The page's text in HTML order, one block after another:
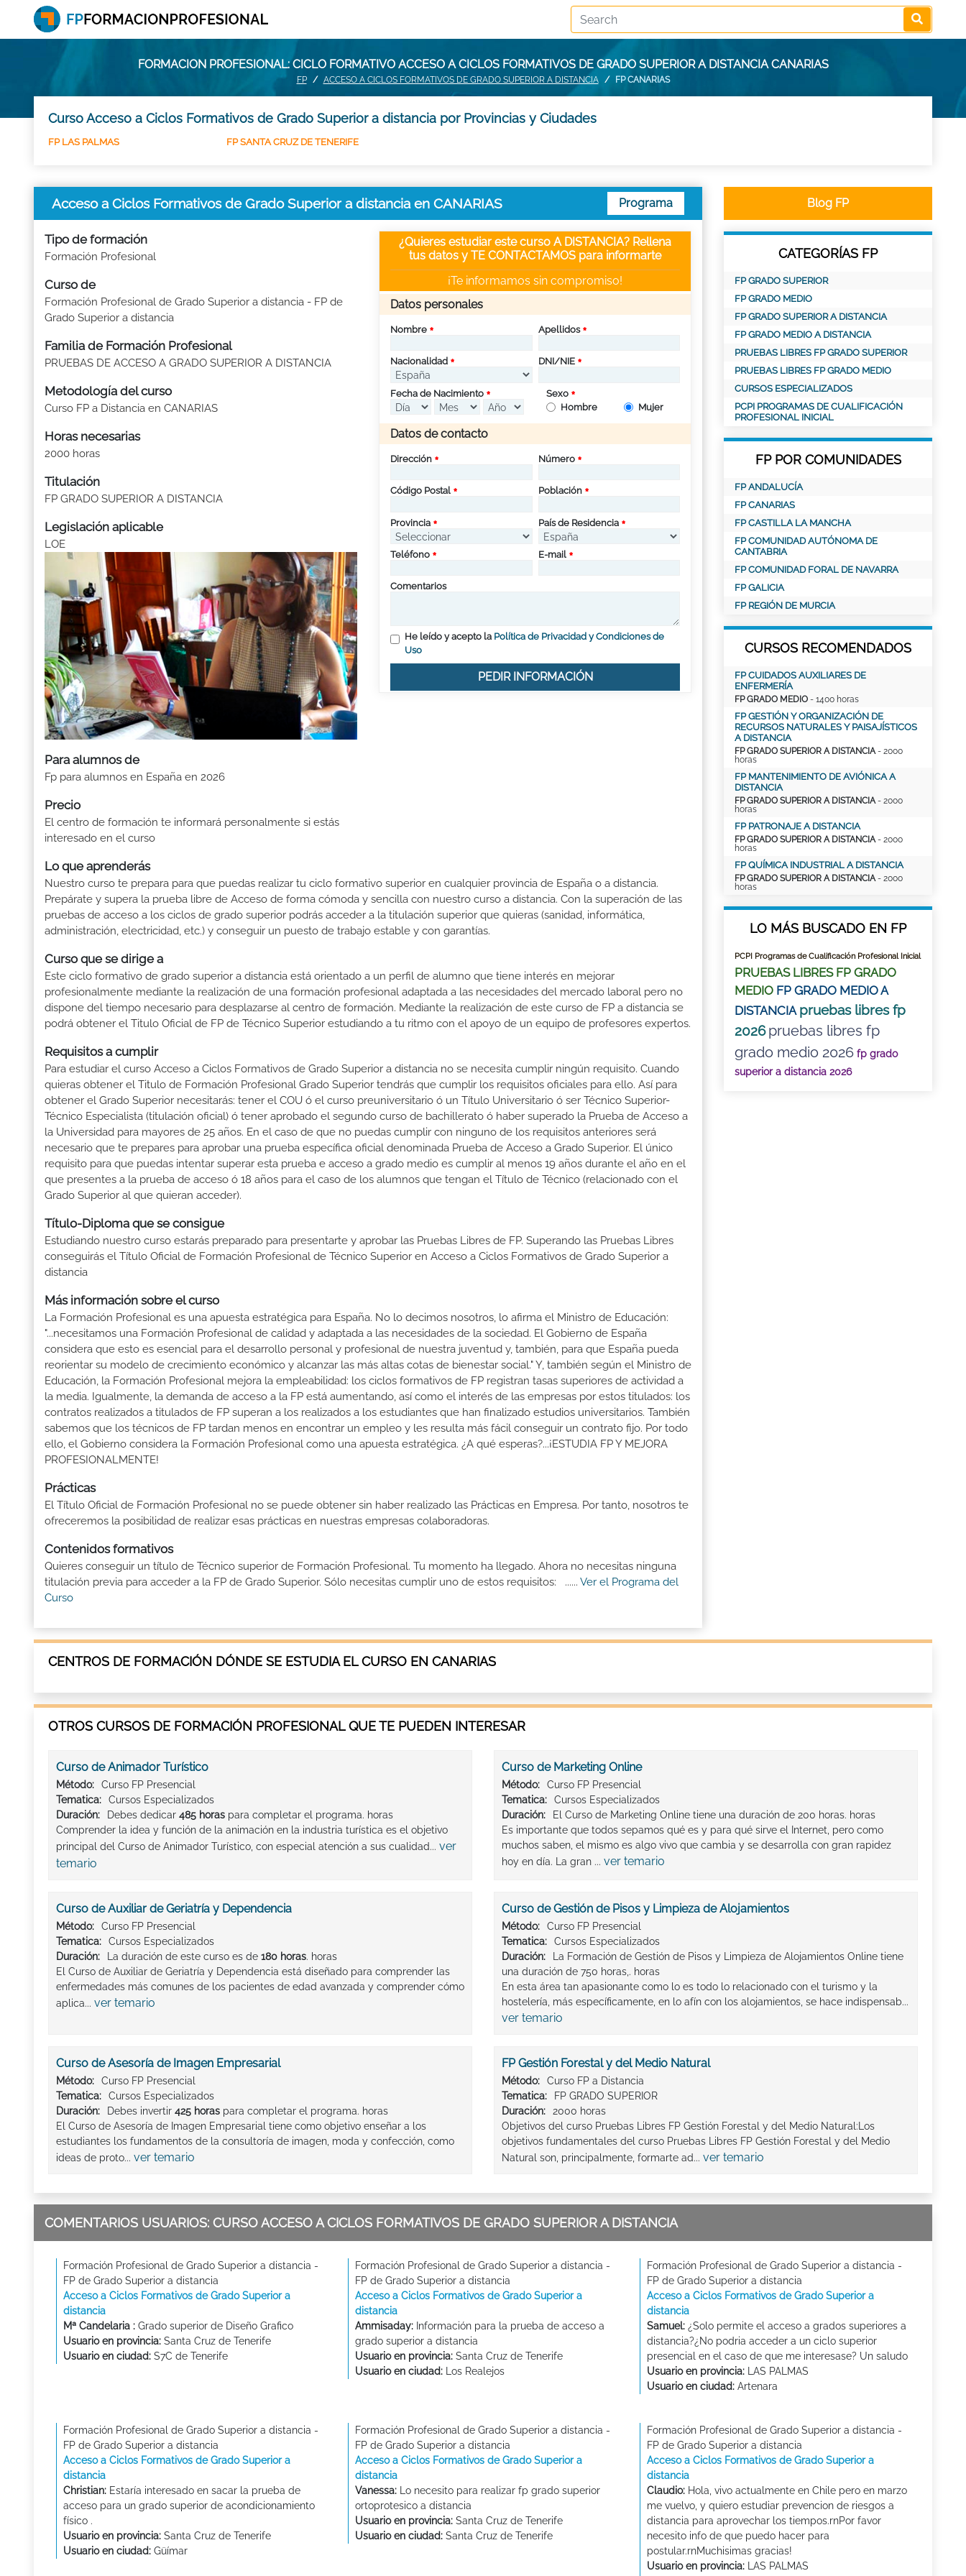
FORMACION PROFESIONAL: CICLO FORMATIVO ACCESO A CICLOS FORMATIVOS DE GRADO SUPERIOR A DISTANCIA CANARIAS
FP ACCESO A CICLOS FORMATIVOS DE GRADO SUPERIOR A DISTANCIA FP CANARIAS
Curso Acceso a Ciclos Formativos de Grado Superior a distancia por Provincias y Ciudades
FP LAS PALMAS FP SANTA CRUZ DE TENERIFE
Acceso a Ciclos Formativos de Grado Superior a distancia en CANARIAS Programa
Tipo de formación
Formación Profesional
Curso de
Formación Profesional de Grado Superior a distancia - FP de
Grado Superior a distancia
Familia de Formación Profesional
PRUEBAS DE ACCESO A GRADO SUPERIOR A DISTANCIA
Metodología del curso
Curso FP a Distancia en CANARIAS
Horas necesarias
2000 horas
Titulación
FP GRADO SUPERIOR A DISTANCIA
Legislación aplicable
LOE
Para alumnos de
Fp para alumnos en España en 2026
Precio
El centro de formación te informará personalmente si estás
interesado en el curso
¿Quieres estudiar este curso A DISTANCIA? Rellena
tus datos y TE CONTACTAMOS para informarte
¡Te informamos sin compromiso!
Datos personales
Nombre Apellidos
Nacionalidad DNI/NIE
Fecha de Nacimiento
Sexo
Hombre
Mujer
Datos de contacto
Dirección Número
Código Postal Población
Provincia País de Residencia
Teléfono E-mail
Comentarios
He leído y acepto la Política de Privacidad y Condiciones de
Uso
PEDIR INFORMACIÓN
Lo que aprenderás
Nuestro curso te prepara para que puedas realizar tu ciclo formativo superior en cualquier provincia de España o a distancia.
Prepárate y supera la prueba libre de Acceso de forma cómoda y sencilla con nuestro curso a distancia. Con la superación de las
pruebas de acceso a los ciclos de grado superior podrás acceder a la titulación superior que quieras (sanidad, informática,
administración, electricidad, etc.) y conseguir un puesto de trabajo estable y con garantías.
Curso que se dirige a
Este ciclo formativo de grado superior a distancia está orientado a un perfil de alumno que tiene interés en mejorar
profesionalmente mediante la realización de una formación profesional adaptada a las necesidades del mercado laboral pero no
dispone del tiempo necesario para desplazarse al centro de formación. Mediante la realización de este curso de FP a distancia se
podrá obtener el Titulo Oficial de FP de Técnico Superior estudiando a tu ritmo con el apoyo de un equipo de profesores expertos.
Requisitos a cumplir
Para estudiar el curso Acceso a Ciclos Formativos de Grado Superior a distancia no se necesita cumplir ningún requisito. Cuando
quieras obtener el Titulo de Formación Profesional Grado Superior tendrás que cumplir los requisitos oficiales para ello. Así para
obtener el Grado Superior necesitarás: tener el COU ó el curso preuniversitario ó un Título Universitario ó ser Técnico Superior-
Técnico Especialista (titulación oficial) ó tener aprobado el segundo curso de bachillerato ó haber superado la Prueba de Acceso a
la Universidad para mayores de 25 años. En el caso de que no puedas cumplir con ninguno de los requisitos anteriores será
necesario que te prepares para aprobar una prueba específica oficial denominada Prueba de Acceso a Grado Superior. El único
requisito para que puedas intentar superar esta prueba e acceso a grado medio es cumplir al menos 19 años durante el año en el
que presentes a la prueba de acceso ó 18 años para el caso de los alumnos que tengan el Título de Técnico (relacionado con el
Grado Superior al que quieran acceder).
Título-Diploma que se consigue
Estudiando nuestro curso estarás preparado para presentarte y aprobar las Pruebas Libres de FP. Superando las Pruebas Libres
conseguirás el Título Oficial de Formación Profesional de Técnico Superior en Acceso a Ciclos Formativos de Grado Superior a
distancia
Más información sobre el curso
La Formación Profesional es una apuesta estratégica para España. No lo decimos nosotros, lo afirma el Ministro de Educación:
"...necesitamos una Formación Profesional de calidad y adaptada a las necesidades de la sociedad. El Gobierno de España
considera que esto es esencial para el desarrollo personal y profesional de nuestra juventud y, también, para que España pueda
reorientar su modelo de crecimiento económico y alcanzar las más altas cotas de bienestar social." Y, también según el Ministro de
Educación, la Formación Profesional mejora la empleabilidad: los ciclos formativos de FP registran tasas superiores de actividad a
la media. Igualmente, la demanda de acceso a la FP está aumentando, así como el interés de las empresas por estos titulados: los
contratos realizados a titulados de FP superan a los realizados a los estudiantes que han finalizado estudios universitarios. También
sabemos que los técnicos de FP tardan menos en encontrar un empleo y les resulta más fácil conseguir un contrato fijo. Por todo
ello, el Gobierno considera la Formación Profesional como una apuesta estratégica. ¿A qué esperas?...¡ESTUDIA FP Y MEJORA
PROFESIONALMENTE!
Prácticas
El Título Oficial de Formación Profesional no se puede obtener sin haber realizado las Prácticas en Empresa. Por tanto, nosotros te
ofreceremos la posibilidad de realizar esas prácticas en nuestras empresas colaboradoras.
Contenidos formativos
Quieres conseguir un título de Técnico superior de Formación Profesional. Tu momento ha llegado. Ahora no necesitas ninguna
titulación previa para acceder a la FP de Grado Superior. Sólo necesitas cumplir uno de estos requisitos: ...... Ver el Programa del
Curso
Blog FP
CATEGORÍAS FP
FP GRADO SUPERIOR
FP GRADO MEDIO
FP GRADO SUPERIOR A DISTANCIA
FP GRADO MEDIO A DISTANCIA
PRUEBAS LIBRES FP GRADO SUPERIOR
PRUEBAS LIBRES FP GRADO MEDIO
CURSOS ESPECIALIZADOS
PCPI PROGRAMAS DE CUALIFICACIÓN
PROFESIONAL INICIAL
FP POR COMUNIDADES
FP ANDALUCÍA
FP CANARIAS
FP CASTILLA LA MANCHA
FP COMUNIDAD AUTÓNOMA DE
CANTABRIA
FP COMUNIDAD FORAL DE NAVARRA
FP GALICIA
FP REGIÓN DE MURCIA
CURSOS RECOMENDADOS
FP CUIDADOS AUXILIARES DE
ENFERMERÍA
FP GRADO MEDIO - 1400 horas
FP GESTIÓN Y ORGANIZACIÓN DE
RECURSOS NATURALES Y PAISAJÍSTICOS
A DISTANCIA
FP GRADO SUPERIOR A DISTANCIA- 2000
horas
FP MANTENIMIENTO DE AVIÓNICA A
DISTANCIA
FP GRADO SUPERIOR A DISTANCIA- 2000
horas
FP PATRONAJE A DISTANCIA
FP GRADO SUPERIOR A DISTANCIA- 2000
horas
FP QUÍMICA INDUSTRIAL A DISTANCIA
FP GRADO SUPERIOR A DISTANCIA- 2000
horas
LO MÁS BUSCADO EN FP
PCPI Programas de Cualificación Profesional Inicial
PRUEBAS LIBRES FP GRADO
MEDIO FP GRADO MEDIO A
DISTANCIA pruebas libres fp
2026 pruebas libres fp
grado medio 2026 fp grado
superior a distancia 2026
CENTROS DE FORMACIÓN DÓNDE SE ESTUDIA EL CURSO EN CANARIAS
OTROS CURSOS DE FORMACIÓN PROFESIONAL QUE TE PUEDEN INTERESAR
Curso de Animador Turístico
Método:
Curso FP Presencial
Tematica:
Cursos Especializados
Duración:
Debes dedicar 485 horas para completar el programa. horas
Comprender la idea y función de la animación en la industria turística es el objetivo
principal del Curso de Animador Turístico, con especial atención a sus cualidad... ver
temario
Curso de Marketing Online
Método:
Curso FP Presencial
Tematica:
Cursos Especializados
Duración:
El Curso de Marketing Online tiene una duración de 200 horas. horas
Es importante que todos sepamos qué es y para qué sirve el Internet, pero como
muchos saben, el mismo es algo vivo que cambia y se desarrolla con gran rapidez
hoy en día. La gran ... ver temario
Curso de Auxiliar de Geriatría y Dependencia
Método:
Curso FP Presencial
Tematica:
Cursos Especializados
Duración:
La duración de este curso es de 180 horas. horas
El Curso de Auxiliar de Geriatría y Dependencia está diseñado para comprender las
enfermedades más comunes de los pacientes de edad avanzada y comprender cómo
aplica... ver temario
Curso de Gestión de Pisos y Limpieza de Alojamientos
Método:
Curso FP Presencial
Tematica:
Cursos Especializados
Duración:
La Formación de Gestión de Pisos y Limpieza de Alojamientos Online tiene
una duración de 750 horas,. horas
En esta área tan apasionante como lo es todo lo relacionado con el turismo y la
hostelería, más específicamente, en lo afín con los alojamientos, se hace indispensab...
ver temario
Curso de Asesoría de Imagen Empresarial
Método:
Curso FP Presencial
Tematica:
Cursos Especializados
Duración:
Debes invertir 425 horas para completar el programa. horas
El Curso de Asesoría de Imagen Empresarial tiene como objetivo enseñar a los
estudiantes los fundamentos de la consultoría de imagen, moda y confección, como
ideas de proto... ver temario
FP Gestión Forestal y del Medio Natural
Método:
Curso FP a Distancia
Tematica:
FP GRADO SUPERIOR
Duración:
2000 horas
Objetivos del curso Pruebas Libres FP Gestión Forestal y del Medio Natural:Los
objetivos fundamentales del curso Pruebas Libres FP Gestión Forestal y del Medio
Natural son, principalmente, formarte ad... ver temario
COMENTARIOS USUARIOS: CURSO ACCESO A CICLOS FORMATIVOS DE GRADO SUPERIOR A DISTANCIA
Formación Profesional de Grado Superior a distancia -
FP de Grado Superior a distancia
Acceso a Ciclos Formativos de Grado Superior a
distancia
Mª Candelaria : Grado superior de Diseño Grafico
Usuario en provincia: Santa Cruz de Tenerife
Usuario en ciudad: S7C de Tenerife
Formación Profesional de Grado Superior a distancia -
FP de Grado Superior a distancia
Acceso a Ciclos Formativos de Grado Superior a
distancia
Ammisaday: Información para la prueba de acceso a
grado superior a distancia
Usuario en provincia: Santa Cruz de Tenerife
Usuario en ciudad: Los Realejos
Formación Profesional de Grado Superior a distancia -
FP de Grado Superior a distancia
Acceso a Ciclos Formativos de Grado Superior a
distancia
Samuel: ¿Solo permite el acceso a grados superiores a
distancia?¿No podria acceder a un ciclo superior
presencial en el caso de que me interesase? Un saludo
Usuario en provincia: LAS PALMAS
Usuario en ciudad: Artenara
Formación Profesional de Grado Superior a distancia -
FP de Grado Superior a distancia
Acceso a Ciclos Formativos de Grado Superior a
distancia
Christian: Estaría interesado en sacar la prueba de
acceso para un grado superior de acondicionamiento
físico .
Usuario en provincia: Santa Cruz de Tenerife
Usuario en ciudad: Güímar
Formación Profesional de Grado Superior a distancia -
FP de Grado Superior a distancia
Acceso a Ciclos Formativos de Grado Superior a
distancia
Vanessa: Lo necesito para realizar fp grado superior
ortoprotesico a distancia
Usuario en provincia: Santa Cruz de Tenerife
Usuario en ciudad: Santa Cruz de Tenerife
Formación Profesional de Grado Superior a distancia -
FP de Grado Superior a distancia
Acceso a Ciclos Formativos de Grado Superior a
distancia
Claudio: Hola, vivo actualmente en Chile pero en marzo
me vuelvo, y quiero estudiar prevencion de riesgos a
distancia para aprovechar los tiempos.rnPor favor
necesito info de que puedo hacer para
postular.rnMuchisimas gracias!
Usuario en provincia: LAS PALMAS